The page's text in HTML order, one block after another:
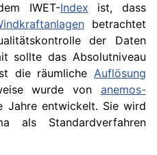
IWET-Index ist, dass
betrachtet
der Daten
sollte das Absolutniveau
die räumliche Auflösung
wurde von anemos-
Jahre entwickelt. Sie wird
als Standardverfahren